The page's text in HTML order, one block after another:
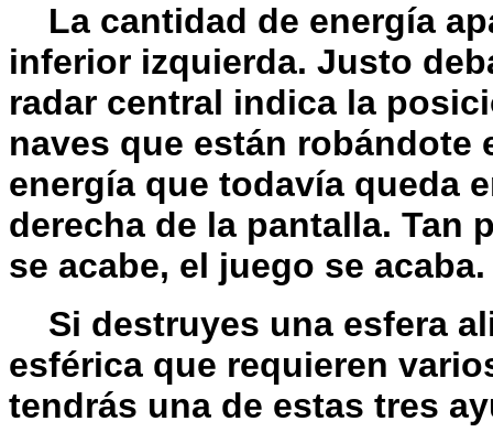
La cantidad de energía
inferior izquierda. Justo
radar central indica la
naves que están robándote
energía que todavía queda
derecha de la pantalla. Tan
se acabe, el juego se acaba.
Si destruyes una esfera
esférica que requieren
tendrás una de estas tres